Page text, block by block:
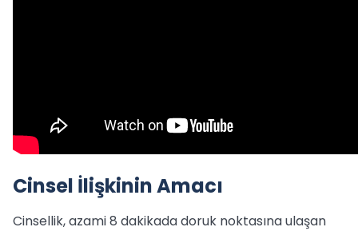
Cinsel İlişkinin Amacı
Cinsellik, azami 8 dakikada doruk noktasına ulaşan